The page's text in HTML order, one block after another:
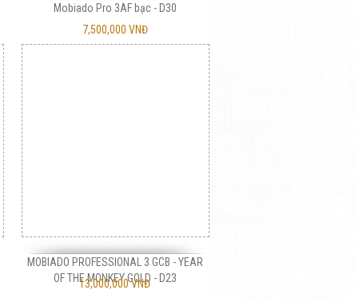
Mobiado Pro 3AF bạc - D30
7,500,000 VNĐ
MOBIADO PROFESSIONAL 3 GCB - YEAR
OF THE MONKEY GOLD - D23
13,000,000 VNĐ